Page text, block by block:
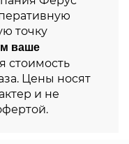
точку
ваше
стоимость
Цены носят
и не